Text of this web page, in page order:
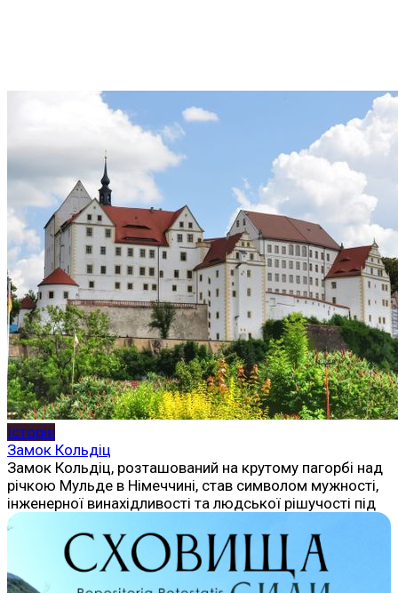
Історія
Замок Кольдіц
Замок Кольдіц, розташований на крутому пагорбі над
річкою Мульде в Німеччині, став символом мужності,
інженерної винахідливості та людської рішучості під